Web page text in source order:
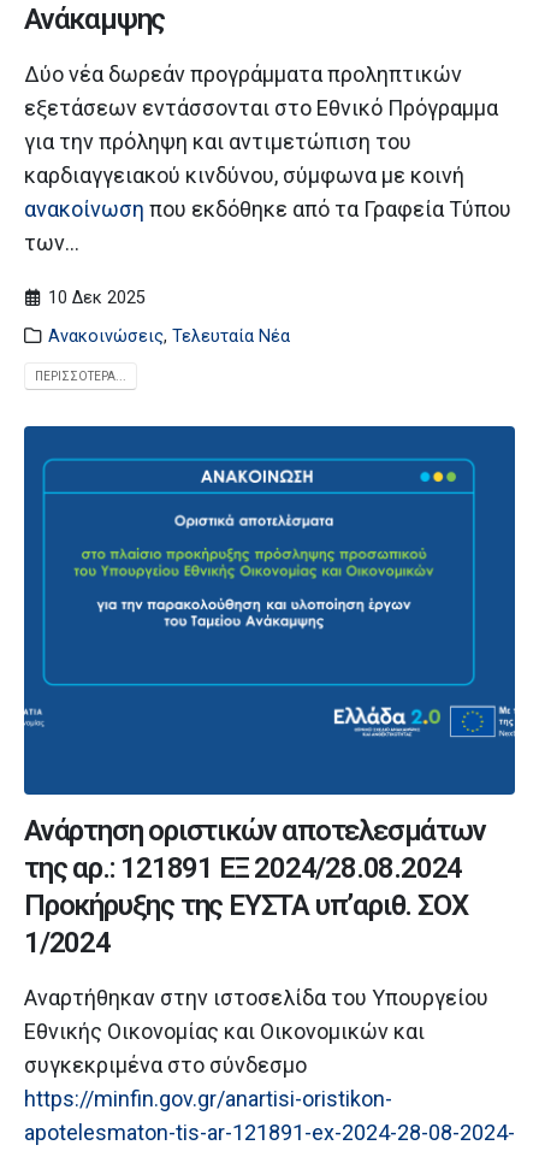
Ανάκαμψης
Δύο νέα δωρεάν προγράμματα προληπτικών
εξετάσεων εντάσσονται στο Εθνικό Πρόγραμμα
για την πρόληψη και αντιμετώπιση του
καρδιαγγειακού κινδύνου, σύμφωνα με κοινή
ανακοίνωση που εκδόθηκε από τα Γραφεία Τύπου
των...
10 Δεκ 2025
Ανακοινώσεις,Τελευταία Νέα
ΠΕΡΙΣΣΌΤΕΡΑ...
Ανάρτηση οριστικών αποτελεσμάτων
της αρ.: 121891 ΕΞ 2024/28.08.2024
Προκήρυξης της ΕΥΣΤΑ υπ’αριθ. ΣΟΧ
1/2024
Αναρτήθηκαν στην ιστοσελίδα του Υπουργείου
Εθνικής Οικονομίας και Οικονομικών και
συγκεκριμένα στο σύνδεσμο
https://minfin.gov.gr/anartisi-oristikon-
apotelesmaton-tis-ar-121891-ex-2024-28-08-2024-